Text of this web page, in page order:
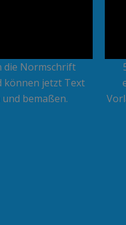
die Normschrift
können jetzt Text
bemaßen.